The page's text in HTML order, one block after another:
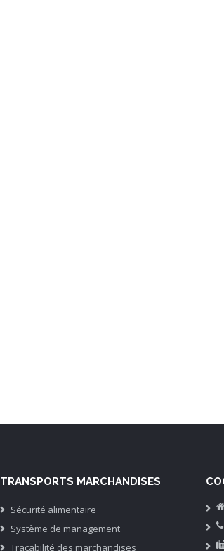
TRANSPORTS MARCHANDISES
Sécurité alimentaire
Système de management
Traçabilité des marchandises